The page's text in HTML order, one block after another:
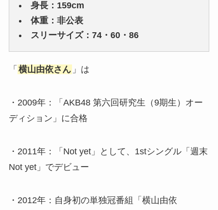
身長：159cm
体重：非公表
スリーサイズ：74・60・86
「 横山由依さん 」は
・2009年：「AKB48 第六回研究生（9期生）オー
ディション」に合格
・2011年：「Not yet」として、1stシングル「週末
Not yet」でデビュー
・2012年：自身初の単独冠番組「横山由依